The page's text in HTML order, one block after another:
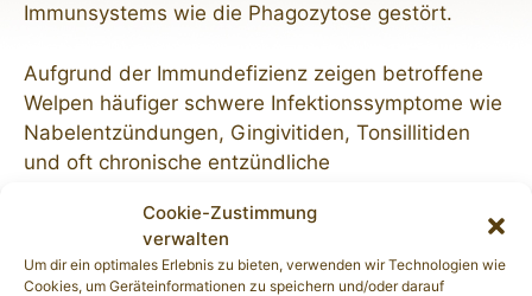
Cookie-Zustimmung
verwalten
Um dir ein optimales Erlebnis zu bieten, verwenden wir Technologien wie
Cookies, um Geräteinformationen zu speichern und/oder darauf
Immunsystems wie die Phagozytose gestört.
Aufgrund der Immundefizienz zeigen betroffene
Welpen häufiger schwere Infektionssymptome wie
Nabelentzündungen, Gingivitiden, Tonsillitiden
und oft chronische entzündliche
bis 12 Wochen häufig Gelenkentzündungen hinzu;
es kommt zur Gelenkschwellung und die Tiere
zeigen den für CLAD typischen schwankenden